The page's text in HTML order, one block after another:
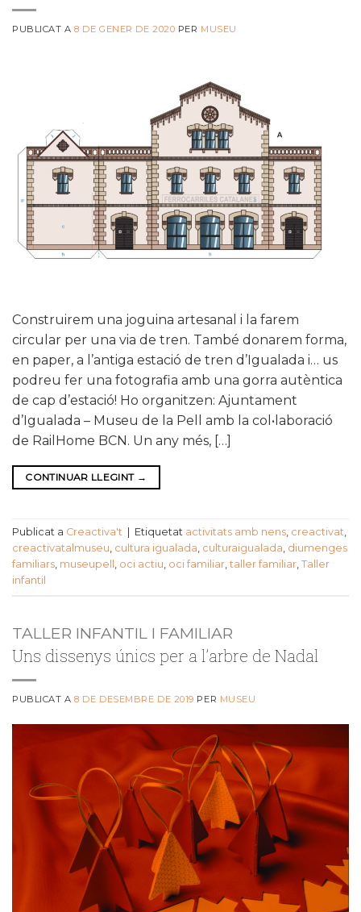
PUBLICAT A8 DE GENER DE 2020 PER MUSEU
Construirem una joguina artesanal i la farem
circular per una via de tren. També donarem forma,
en paper, a l’antiga estació de tren d’Igualada i… us
podreu fer una fotografia amb una gorra autèntica
de cap d’estació! Ho organitzen: Ajuntament
d’Igualada – Museu de la Pell amb la col•laboració
de RailHome BCN. Un any més, […]
CONTINUAR LLEGINT →
Publicat a Creactiva't Etiquetat activitats amb nens, creactivat,
creactivatalmuseu, cultura igualada, culturaigualada, diumenges
familiars, museupell , oci actiu, oci familiar, taller familiar, Taller
infantil
TALLER INFANTIL I FAMILIAR
Uns dissenys únics per a l’arbre de Nadal
PUBLICAT A8 DE DESEMBRE DE 2019 PER MUSEU